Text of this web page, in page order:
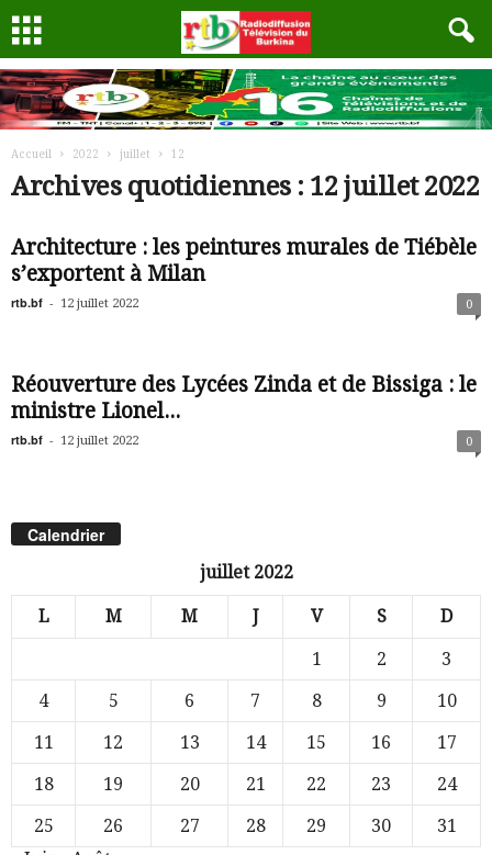
Accueil 2022 juillet 12
Archives quotidiennes : 12 juillet 2022
Architecture : les peintures murales de Tiébèle
s’exportent à Milan
rtb.bf - 12 juillet 2022 0
Réouverture des Lycées Zinda et de Bissiga : le
ministre Lionel...
rtb.bf - 12 juillet 2022 0
Calendrier
juillet 2022
L M M J V S D
1 2
3
4
5 6 7 8 9
10
11
12 13 14 15 16
17
18
19 20 21 22 23
24
25
26 27 28 29 30
31